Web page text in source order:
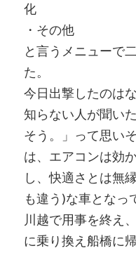
化
・その他
と言うメニューで
た。
今日出撃したのは
知らない人が聞い
そう。」って思い
は、エアコンは効
し、快適さとは無
も違う)な車となっ
川越で用事を終え
に乗り換え船橋に